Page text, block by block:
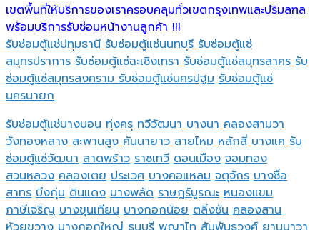
เขตพื้นที่ให้บริการของเราครอบคลุมทั่วเขตกรุงเทพและปริมลฑล
พร้อมบริการรับซ่อมหน้างานลูกค้า !!!
รับซ่อมตู้แช่ปทุมธานี รับซ่อมตู้แช่นนทบุรี รับซ่อมตู้แช่
สมุทรปราการ รับซ่อมตู้แช่ฉะเชิงเทรา รับซ่อมตู้แช่สมุทรสาคร รับ
ซ่อมตู้แช่สมุทรสงคราม รับซ่อมตู้แช่นครปฐม รับซ่อมตู้แช่
นครนายก
รับซ่อมตู้แช่บางบอน ทุ่งครุ ทวีวัฒนา บางนา คลองสามวา
วังทองหลาง สะพานสูง คันนายาว สายไหม หลักสี่ บางแค รับ
ซ่อมตู้แช่วัฒนา ลาดพร้าว ราชเทวี ดอนเมือง จอมทอง
สวนหลวง คลองเตย ประเวศ บางคอแหลม จตุจักร บางซื่อ
สาทร บึงกุ่ม ดินแดง บางพลัด ราษฎร์บูรณะ หนองแขม
ภาษีเจริญ บางขุนเทียน บางกอกน้อย ตลิ่งชัน คลองสาน